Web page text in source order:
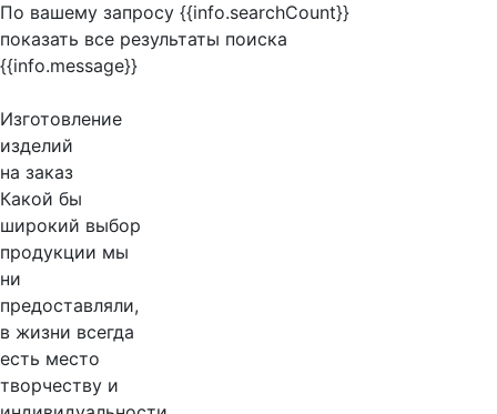
По вашему запросу {{info.searchCount}}
показать все результаты поиска
{{info.message}}
Изготовление
изделий
на заказ
Какой бы
широкий выбор
продукции мы
ни
предоставляли,
в жизни всегда
есть место
творчеству и